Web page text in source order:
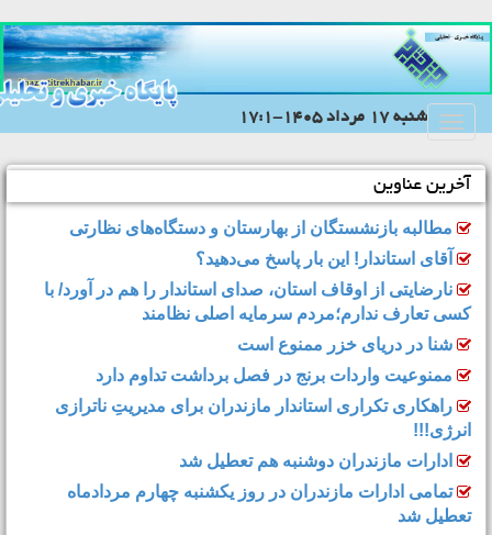
Toggle
شنبه 17 مرداد 1405-17:1
آخرین عناوین
مطالبه بازنشستگان از بهارستان و دستگاه‌های نظارتی
آقای استاندار! این بار پاسخ می‌دهید؟
نارضایتی از اوقاف استان، صدای استاندار را هم در آورد/ با
کسی تعارف ندارم؛مردم سرمایه اصلی نظامند
شنا در دریای خزر ممنوع است
ممنوعیت واردات برنج در فصل برداشت تداوم دارد
راهکاری تکراری استاندار مازندران برای مدیریتِ ناترازی
انرژی!!!
ادارات مازندران دوشنبه هم تعطیل شد
تمامی ادارات مازندران در روز یکشنبه چهارم مردادماه
تعطیل شد